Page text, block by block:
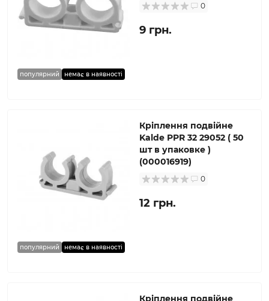
популярний немає в наявності
0
9 грн.
популярний немає в наявності
Кріплення подвійне
Kalde PPR 32 29052 ( 50
шт в упаковке )
(000016919)
0
12 грн.
Кріплення подвійне